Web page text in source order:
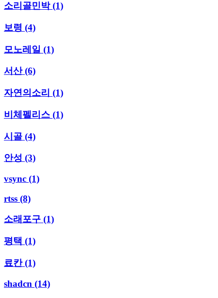
소리골민박(1)
보령 (4)
모노레일 (1)
서산(6)
자연의소리 (1)
비체펠리스 (1)
시골 (4)
안성 (3)
vsync (1)
rtss (8)
소래포구 (1)
평택 (1)
료칸(1)
shadcn (14)